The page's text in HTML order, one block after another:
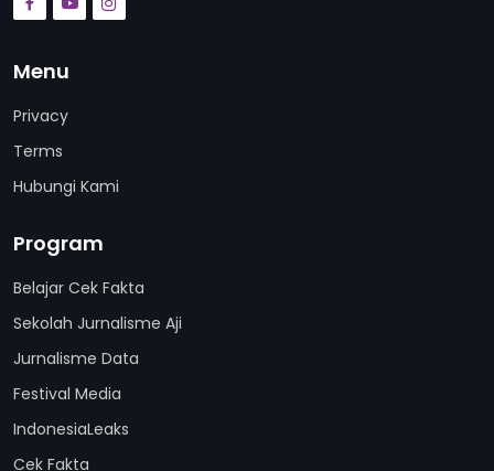
Menu
Privacy
Terms
Hubungi Kami
Program
Belajar Cek Fakta
Sekolah Jurnalisme Aji
Jurnalisme Data
Festival Media
IndonesiaLeaks
Cek Fakta